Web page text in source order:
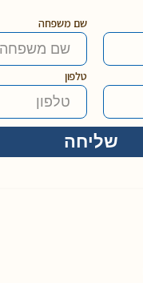
שם משפחה
טלפון